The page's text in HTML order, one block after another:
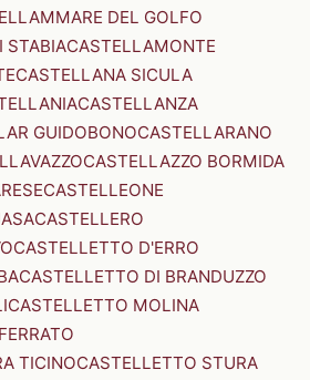
DEL GOLFO
STABIACASTELLAMONTE
CASTELLANA SICULA
CASTELLANZA
GUIDOBONOCASTELLARANO
CASTELLAZZO BORMIDA
CASTELLEONE
CASTELLERO
CASTELLETTO D'ERRO
CASTELLETTO DI BRANDUZZO
CASTELLETTO MOLINA
TICINOCASTELLETTO STURA